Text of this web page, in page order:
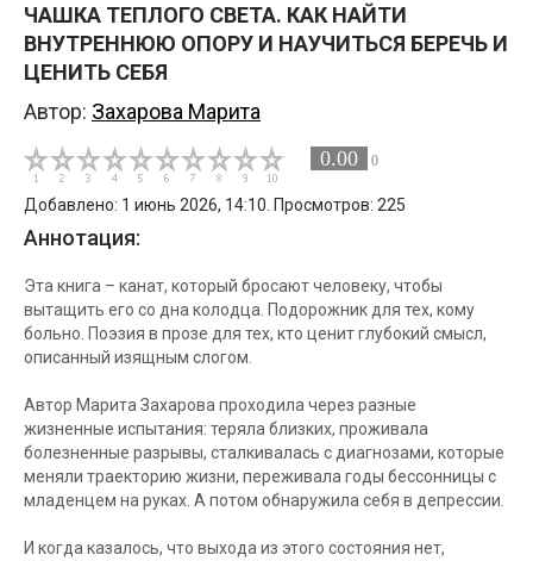
ЧАШКА ТЕПЛОГО СВЕТА. КАК НАЙТИ
ВНУТРЕННЮЮ ОПОРУ И НАУЧИТЬСЯ БЕРЕЧЬ И
ЦЕНИТЬ СЕБЯ
Автор: Захарова Марита
0.00 0
Добавлено: 1 июнь 2026, 14:10. Просмотров: 225
Аннотация:
Эта книга – канат, который бросают человеку, чтобы
вытащить его со дна колодца. Подорожник для тех, кому
больно. Поэзия в прозе для тех, кто ценит глубокий смысл,
описанный изящным слогом.
Автор Марита Захарова проходила через разные
жизненные испытания: теряла близких, проживала
болезненные разрывы, сталкивалась с диагнозами, которые
меняли траекторию жизни, переживала годы бессонницы с
младенцем на руках. А потом обнаружила себя в депрессии.
И когда казалось, что выхода из этого состояния нет,